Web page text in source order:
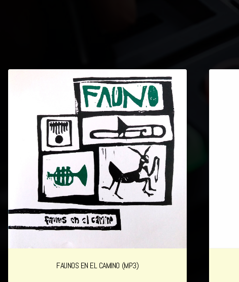
FAUNOS EN EL CAMINO (MP3)